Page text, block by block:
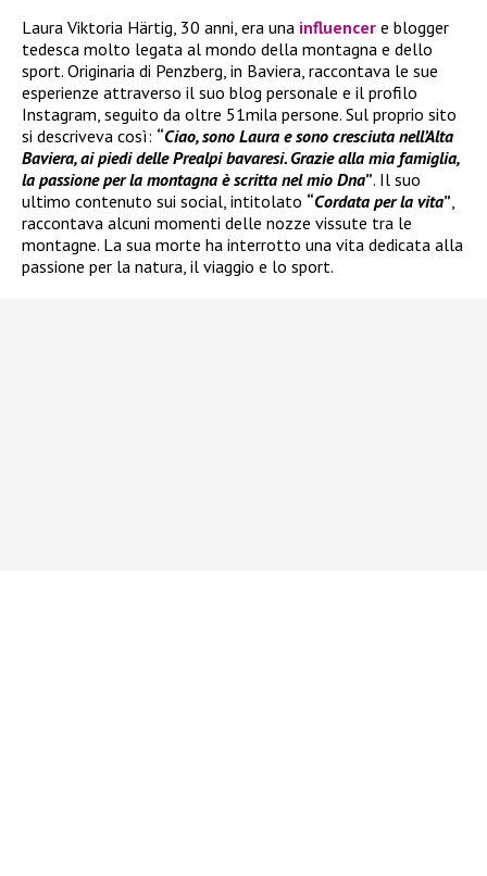
Laura Viktoria Härtig, 30 anni, era una influencer e blogger
tedesca molto legata al mondo della montagna e dello
sport. Originaria di Penzberg, in Baviera, raccontava le sue
esperienze attraverso il suo blog personale e il profilo
Instagram, seguito da oltre 51mila persone. Sul proprio sito
si descriveva così: “Ciao, sono Laura e sono cresciuta nell’Alta
Baviera, ai piedi delle Prealpi bavaresi. Grazie alla mia famiglia,
la passione per la montagna è scritta nel mio Dna”. Il suo
ultimo contenuto sui social, intitolato “Cordata per la vita”
raccontava alcuni momenti delle nozze vissute tra le
montagne. La sua morte ha interrotto una vita dedicata alla
passione per la natura, il viaggio e lo sport.